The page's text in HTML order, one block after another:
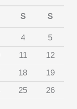
S S
4
5
11
12
18
19
25
26